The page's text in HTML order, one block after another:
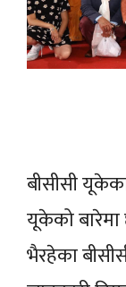
बीसीसी
यूकेको बारेमा
भैरहेका